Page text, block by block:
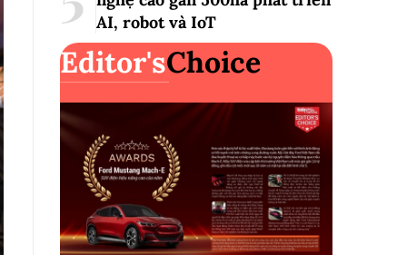
AI, robot và IoT
Editor'sChoice